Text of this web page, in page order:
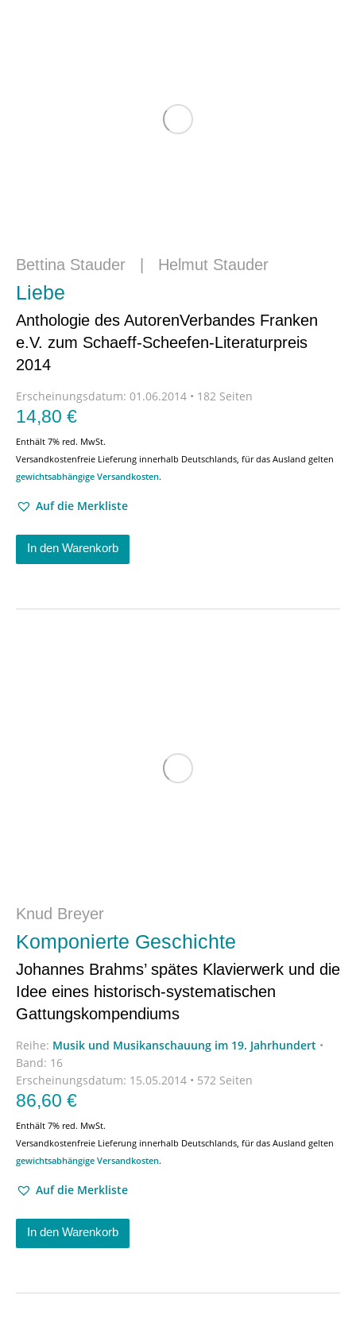
Bettina Stauder Helmut Stauder
Liebe
Anthologie des AutorenVerbandes Franken
e.V. zum Schaeff-Scheefen-Literaturpreis
2014
Erscheinungsdatum: 01.06.2014 • 182 Seiten
14,80 €
Enthält 7% red. MwSt.
Versandkostenfreie Lieferung innerhalb Deutschlands, für das Ausland gelten
gewichtsabhängige Versandkosten.
Auf die Merkliste
In den Warenkorb
Knud Breyer
Komponierte Geschichte
Johannes Brahms’ spätes Klavierwerk und die
Idee eines historisch-systematischen
Gattungskompendiums
Reihe: Musik und Musikanschauung im 19. Jahrhundert •
Band: 16
Erscheinungsdatum: 15.05.2014 • 572 Seiten
86,60 €
Enthält 7% red. MwSt.
Versandkostenfreie Lieferung innerhalb Deutschlands, für das Ausland gelten
gewichtsabhängige Versandkosten.
Auf die Merkliste
In den Warenkorb